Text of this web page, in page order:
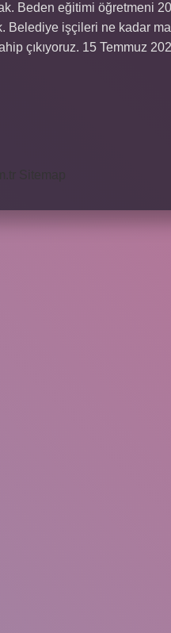
Beden eğitimi öğretmeni
Belediye işçileri ne kadar
çıkıyoruz. 15 Temmuz